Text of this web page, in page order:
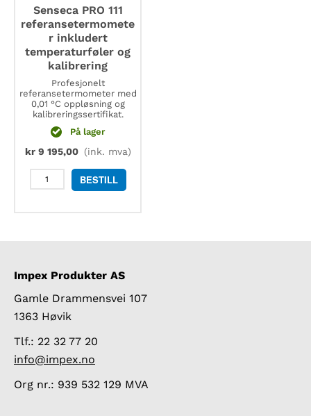
Senseca PRO 111
referansetermomete
r inkludert
temperaturføler og
kalibrering
Profesjonelt
referansetermometer med
0,01 °C oppløsning og
kalibreringssertifikat.
På lager
kr9 195,00 (ink. mva)
Senseca
PRO
antall
BESTILL
Impex Produkter AS
Gamle Drammensvei 107
1363 Høvik
Tlf.: 22 32 77 20
info@impex.no
Org nr.: 939 532 129 MVA